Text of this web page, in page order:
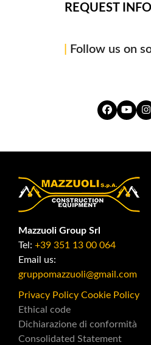
REQUEST
Follow us on
Facebook
Mazzuoli Group Srl
Tel: +39 351 13 00 064
Email us:
gruppomazzuoli@gmail.com
Privacy Policy Cookie Policy
Ethical code
Dichiarazione di conformità
Consolidated Statement